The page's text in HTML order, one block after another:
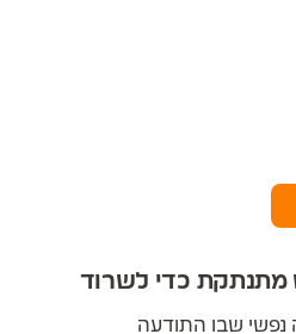
מתנתקת כדי לשרוד
נפשי שבו התודעה